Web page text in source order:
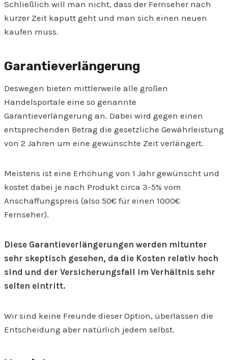
Schließlich will man nicht, dass der Fernseher nach
kurzer Zeit kaputt geht und man sich einen neuen
kaufen muss.
Garantieverlängerung
Deswegen bieten mittlerweile alle großen
Handelsportale eine so genannte
Garantieverlängerung an. Dabei wird gegen einen
entsprechenden Betrag die gesetzliche Gewährleistung
von 2 Jahren um eine gewünschte Zeit verlängert.
Meistens ist eine Erhöhung von 1 Jahr gewünscht und
kostet dabei je nach Produkt circa 3-5% vom
Anschaffungspreis (also 50€ für einen 1000€
Fernseher).
Diese Garantieverlängerungen werden mitunter
sehr skeptisch gesehen, da die Kosten relativ hoch
sind und der Versicherungsfall im Verhältnis sehr
selten eintritt.
Wir sind keine Freunde dieser Option, überlassen die
Entscheidung aber natürlich jedem selbst.